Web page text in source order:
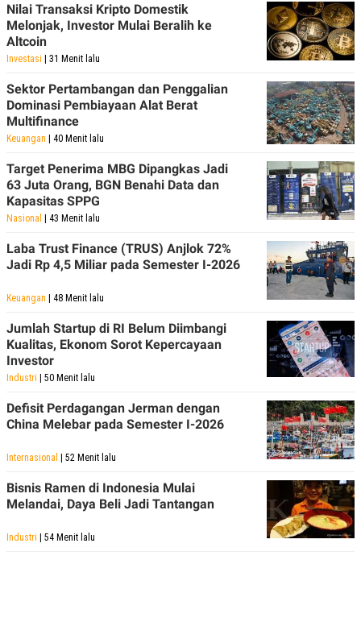
Nilai Transaksi Kripto Domestik
Melonjak, Investor Mulai Beralih ke
Altcoin
Investasi | 31 Menit lalu
Sektor Pertambangan dan Penggalian
Dominasi Pembiayaan Alat Berat
Multifinance
Keuangan | 40 Menit lalu
Target Penerima MBG Dipangkas Jadi
63 Juta Orang, BGN Benahi Data dan
Kapasitas SPPG
Nasional | 43 Menit lalu
Laba Trust Finance (TRUS) Anjlok 72%
Jadi Rp 4,5 Miliar pada Semester I-2026
Keuangan | 48 Menit lalu
Jumlah Startup di RI Belum Diimbangi
Kualitas, Ekonom Sorot Kepercayaan
Investor
Industri | 50 Menit lalu
Defisit Perdagangan Jerman dengan
China Melebar pada Semester I-2026
Internasional | 52 Menit lalu
Bisnis Ramen di Indonesia Mulai
Melandai, Daya Beli Jadi Tantangan
Industri | 54 Menit lalu